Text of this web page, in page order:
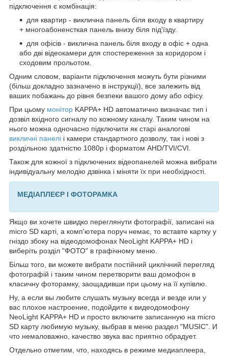
підключення є комбінація:
для квартир - виклична панель біля входу в квартиру
+ многоабоненсткая панель внизу біля під'їзду.
для офісів - виклична панель біля входу в офіс + одна
або дві відеокамери для спостереження за коридором і
сходовим прольотом.
Одним словом, варіанти підключення можуть бути різними
(більш докладно зазначено в інструкції), все залежить від
ваших побажань до рівня безпеки вашого дому або офісу.
При цьому монітор KAPPA+ HD автоматично визначає тип і
дозвіл вхідного сигналу по кожному каналу. Таким чином на
нього можна одночасно підключити як старі аналогові
викличні панелі і камери стандартного дозволу, так і нові з
роздільною здатністю 1080р і форматом AHD/TVI/CVI.
Також для кожної з підключених відеопанелей можна вибрати
індивідуальну мелодію дзвінка і міняти їх при необхідності.
МЕДІАПЛЕЄР І ФОТОРАМКА
Якщо ви хочете швидко переглянути фотографії, записані на
micro SD карті, а комп'ютера поруч немає, то вставте картку у
гніздо збоку на відеодомофонах NeoLight KAPPA+ HD і
виберіть розділ "ФОТО" в графічному меню.
Більш того, ви можете вибрати постійний циклічний перегляд
фотографій і таким чином перетворити ваш домофон в
класичну фоторамку, заощадивши при цьому на її купівлю.
Ну, а если вы любите слушать музыку всегда и везде или у
вас плохое настроение, подойдите к видеодомофону
NeoLight KAPPA+ HD и просто включите записанную на micro
SD карту любимую музыку, выбрав в меню раздел "MUSIC". И
что немаловажно, качество звука вас приятно обрадует.
Отдельно отметим, что, находясь в режиме медиаплеера,